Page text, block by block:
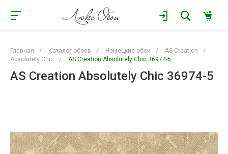
Главная / Каталог обоев / Немецкие обои / AS Creation
/
Absolutely Chic
/ AS Creation Absolutely Chic 36974-5
AS Creation Absolutely Chic 36974-5